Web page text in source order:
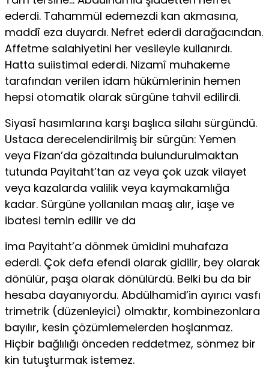
ederdi. Tahammül edemezdi kan akmasına,
maddî eza duyardı. Nefret ederdi darağacından.
Affetme salahiyetini her vesileyle kullanırdı.
Hatta suiistimal ederdi. Nizamî muhakeme
tarafından verilen idam hükümlerinin hemen
hepsi otomatik olarak sürgüne tahvil edilirdi.
Siyasî hasımlarına karşı başlıca silahı sürgündü.
Ustaca derecelendirilmiş bir sürgün: Yemen
veya Fizan’da gözaltında bulundurulmaktan
tutunda Payitaht’tan az veya çok uzak vilayet
veya kazalarda valilik veya kaymakamlığa
kadar. Sürgüne yollanılan maaş alır, iaşe ve
ibatesi temin edilir ve da
ima Payitaht’a dönmek ümidini muhafaza
ederdi. Çok defa efendi olarak gidilir, bey olarak
dönülür, paşa olarak dönülürdü. Belki bu da bir
hesaba dayanıyordu. Abdülhamid’in ayırıcı vasfı
trimetrik (düzenleyici) olmaktır, kombinezonlara
bayılır, kesin çözümlemelerden hoşlanmaz.
Hiçbir bağlılığı önceden reddetmez, sönmez bir
kin tutuşturmak istemez.